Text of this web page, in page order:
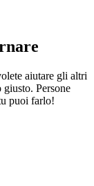
aiutare gli altri
Persone
puoi farlo!